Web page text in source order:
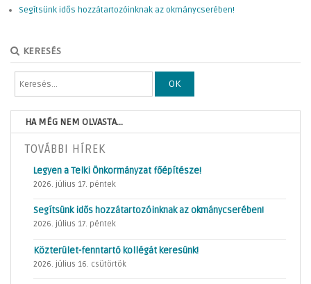
Segítsünk idős hozzátartozóinknak az okmánycserében!
KERESÉS
OK
HA MÉG NEM OLVASTA...
TOVÁBBI HÍREK
Legyen a Telki Önkormányzat főépítésze!
2026. július 17. péntek
Segítsünk idős hozzátartozóinknak az okmánycserében!
2026. július 17. péntek
Közterület-fenntartó kollégát keresünk!
2026. július 16. csütörtök